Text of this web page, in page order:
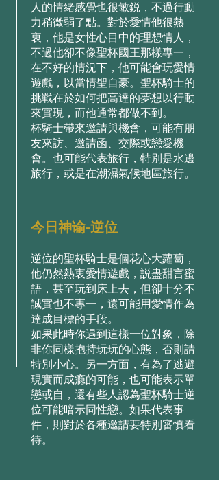
⼈的情緒感覺也很敏鋭，不過⾏動
⼒稍徵弱了點。對於愛情他很熱
衷，他是⼥性⼼⽬中的理想情⼈，
不過他卻不像聖杯國王那樣專⼀，
在不好的情況下，他可能會玩愛情
遊戲，以當情聖⾃豪。聖杯騎⼠的
挑戰在於如何把⾼達的夢想以⾏動
來實現，⽽他通常都做不到。
杯騎⼠帶來邀請與機會，可能有朋
友來訪、邀請函、交際或戀愛機
會。也可能代表旅⾏，特別是⽔邊
旅⾏，或是在潮濕氣候地區旅⾏。
今日神谕-逆位
逆位的聖杯騎⼠是個花⼼⼤蘿蔔，
他仍然熱衷愛情遊戲，説盡甜⾔蜜
語，甚⾄玩到床上去，但卻⼗分不
誠實也不專⼀，還可能⽤愛情作為
達成⽬標的⼿段。
如果此時你遇到這樣⼀位對象，除
⾮你同樣抱持玩玩的⼼態，否則請
特別⼩⼼。另⼀⽅⾯，有為了逃避
現實⽽成瘾的可能，也可能表⽰單
戀或⾃，還有些⼈認為聖杯騎⼠逆
位可能暗⽰同性戀。如果代表事
件，則對於各種邀請要特別審慎看
待。